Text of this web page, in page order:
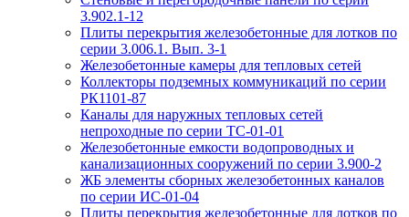
3.902.1-12
Плиты перекрытия железобетонные для лотков по
серии 3.006.1. Вып. 3-1
Железобетонные камеры для тепловых сетей
Коллекторы подземных коммуникаций по серии
РК1101-87
Каналы для наружных тепловых сетей
непроходные по серии ТС-01-01
Железобетонные емкости водопроводных и
канализационных сооружений по серии 3.900-2
ЖБ элементы сборных железобетонных каналов
по серии ИС-01-04
Плиты перекрытия железобетонные для лотков по